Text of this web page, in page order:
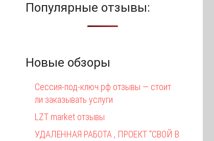
Популярные отзывы:
Новые обзоры
Сессия-под-ключ.рф отзывы — стоит
ли заказывать услуги
LZT market отзывы
УДАЛЕННАЯ РАБОТА , ПРОЕКТ “СВОЙ В